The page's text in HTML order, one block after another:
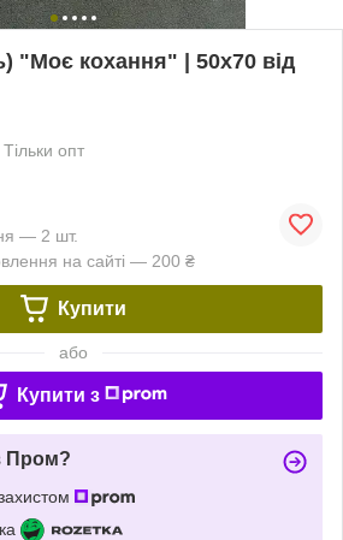
"Моє кохання" | 50х70 від
Тільки опт
— 2 шт.
на сайті — 200 ₴
Купити
або
Купити з
Пром?